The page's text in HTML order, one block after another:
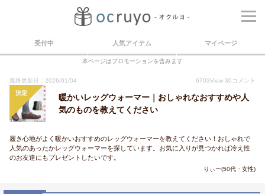
受付中 人気アイテム マイページ
本ページはプロモーションを含みます
最終更新日：2026/01/04 6703View 30 コメント
決定
暖かいレッグウォーマー｜おしゃれなおすすめや人
気のものを教えてください
履き心地がよく暖かいおすすめのレッグウォーマーを教えてください！おしゃれで
人気のあったかレッグウォーマーを探しています。お気に入りが見つかれば冷え性
のお友達にもプレゼントしたいです。
りぃー(50代・女性)